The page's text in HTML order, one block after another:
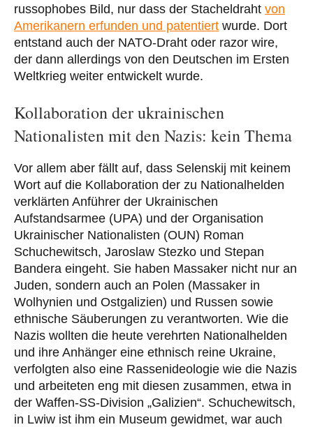
russophobes Bild, nur dass der Stacheldraht von
Amerikanern erfunden und patentiert wurde. Dort
entstand auch der NATO-Draht oder razor wire,
der dann allerdings von den Deutschen im Ersten
Weltkrieg weiter entwickelt wurde.
Kollaboration der ukrainischen
Nationalisten mit den Nazis: kein Thema
Vor allem aber fällt auf, dass Selenskij mit keinem
Wort auf die Kollaboration der zu Nationalhelden
verklärten Anführer der Ukrainischen
Aufstandsarmee (UPA) und der Organisation
Ukrainischer Nationalisten (OUN) Roman
Schuchewitsch, Jaroslaw Stezko und Stepan
Bandera eingeht. Sie haben Massaker nicht nur an
Juden, sondern auch an Polen (Massaker in
Wolhynien und Ostgalizien) und Russen sowie
ethnische Säuberungen zu verantworten. Wie die
Nazis wollten die heute verehrten Nationalhelden
und ihre Anhänger eine ethnisch reine Ukraine,
verfolgten also eine Rassenideologie wie die Nazis
und arbeiteten eng mit diesen zusammen, etwa in
der Waffen-SS-Division „Galizien“. Schuchewitsch,
in Lwiw ist ihm ein Museum gewidmet, war auch